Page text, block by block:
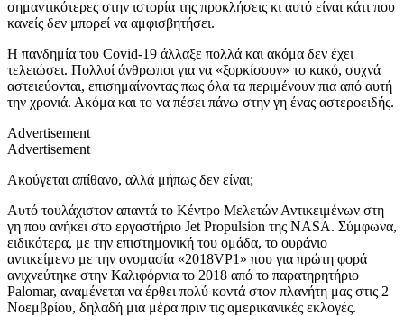
σημαντικότερες στην ιστορία της προκλήσεις κι αυτό είναι κάτι που
κανείς δεν μπορεί να αμφισβητήσει.
Η πανδημία του Covid-19 άλλαξε πολλά και ακόμα δεν έχει
τελειώσει. Πολλοί άνθρωποι για να «ξορκίσουν» το κακό, συχνά
αστειεύονται, επισημαίνοντας πως όλα τα περιμένουν πια από αυτή
την χρονιά. Ακόμα και το να πέσει πάνω στην γη ένας αστεροειδής.
Advertisement
Advertisement
Ακούγεται απίθανο, αλλά μήπως δεν είναι;
Αυτό τουλάχιστον απαντά το Κέντρο Μελετών Αντικειμένων στη
γη που ανήκει στο εργαστήριο Jet Propulsion της NASA. Σύμφωνα,
ειδικότερα, με την επιστημονική του ομάδα, το ουράνιο
αντικείμενο με την ονομασία «2018VP1» που για πρώτη φορά
ανιχνεύτηκε στην Καλιφόρνια το 2018 από το παρατηρητήριο
Palomar, αναμένεται να έρθει πολύ κοντά στον πλανήτη μας στις 2
Νοεμβρίου, δηλαδή μια μέρα πριν τις αμερικανικές εκλογές.